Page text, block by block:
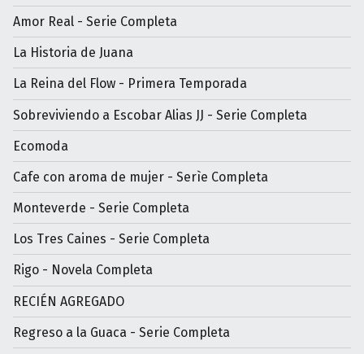
Amor Real - Serie Completa
La Historia de Juana
La Reina del Flow - Primera Temporada
Sobreviviendo a Escobar Alias JJ - Serie Completa
Ecomoda
Cafe con aroma de mujer - Serìe Completa
Monteverde - Serie Completa
Los Tres Caines - Serie Completa
Rigo - Novela Completa
RECIÉN AGREGADO
Regreso a la Guaca - Serie Completa